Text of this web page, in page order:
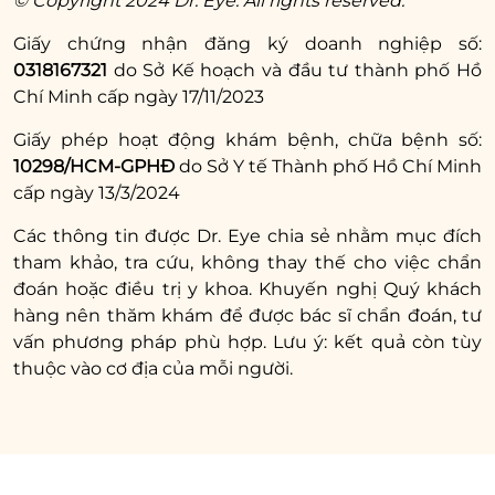
Dr. Eye không ngừng hoàn thiện chất lượng dịch vụ
thẩm mỹ mắt khoa học cho khách hàng.
Đặc biệt với dịch vụnâng cung chân mày, Dr.
Eye mang đến đa dạng phương pháp hiện đại
như nâng cung chân mày đường dưới/trên
Giấy chứng nhận đăng ký doanh nghiệp số:
0318167321 do Sở Kế hoạch và đầu tư thành phố Hồ
Chí Minh cấp ngày 17/11/2023
Giấy phép hoạt động khám bệnh, chữa bệnh số:
10298/HCM-GPHĐ do Sở Y tế Thành phố Hồ Chí Minh
cấp ngày 13/3/2024
Các thông tin được Dr. Eye chia sẻ nhằm mục đích
tham khảo, tra cứu, không thay thế cho việc chẩn
đoán hoặc điều trị y khoa. Khuyến nghị Quý khách
hàng nên thăm khám để được bác sĩ chẩn đoán, tư
vấn phương pháp phù hợp. Lưu ý: kết quả còn tùy
thuộc vào cơ địa của mỗi người.